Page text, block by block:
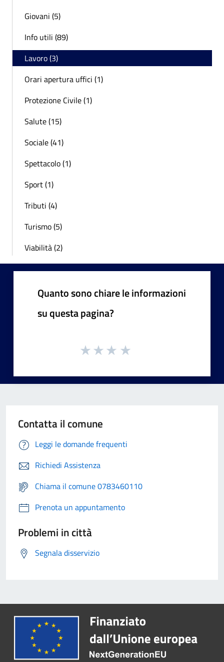
Giovani (5)
Info utili (89)
Lavoro (3)
Orari apertura uffici (1)
Protezione Civile (1)
Salute (15)
Sociale (41)
Spettacolo (1)
Sport (1)
Tributi (4)
Turismo (5)
Viabilità (2)
Quanto sono chiare le informazioni
su questa pagina?
Contatta il comune
Leggi le domande frequenti
Richiedi Assistenza
Chiama il comune 0783460110
Prenota un appuntamento
Problemi in città
Segnala disservizio